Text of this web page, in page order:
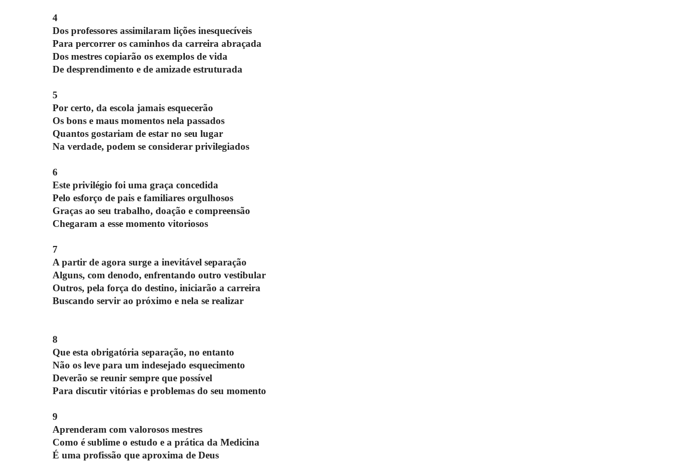
4
Dos professores assimilaram lições inesquecíveis
Para percorrer os caminhos da carreira abraçada
Dos mestres copiarão os exemplos de vida
De desprendimento e de amizade estruturada
5
Por certo, da escola jamais esquecerão
Os bons e maus momentos nela passados
Quantos gostariam de estar no seu lugar
Na verdade, podem se considerar privilegiados
6
Este privilégio foi uma graça concedida
Pelo esforço de pais e familiares orgulhosos
Graças ao seu trabalho, doação e compreensão
Chegaram a esse momento vitoriosos
7
A partir de agora surge a inevitável separação
Alguns, com denodo, enfrentando outro vestibular
Outros, pela força do destino, iniciarão a carreira
Buscando servir ao próximo e nela se realizar
8
Que esta obrigatória separação, no entanto
Não os leve para um indesejado esquecimento
Deverão se reunir sempre que possível
Para discutir vitórias e problemas do seu momento
9
Aprenderam com valorosos mestres
Como é sublime o estudo e a prática da Medicina
É uma profissão que aproxima de Deus